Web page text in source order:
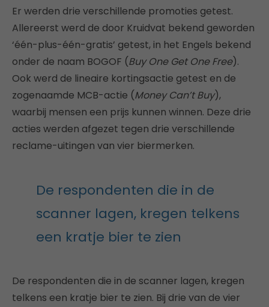
Er werden drie verschillende promoties getest.
Allereerst werd de door Kruidvat bekend geworden
‘één-plus-één-gratis’ getest, in het Engels bekend
onder de naam BOGOF (Buy One Get One Free).
Ook werd de lineaire kortingsactie getest en de
zogenaamde MCB-actie (Money Can’t Buy),
waarbij mensen een prijs kunnen winnen. Deze drie
acties werden afgezet tegen drie verschillende
reclame-uitingen van vier biermerken.
De respondenten die in de
scanner lagen, kregen telkens
een kratje bier te zien
De respondenten die in de scanner lagen, kregen
telkens een kratje bier te zien. Bij drie van de vier